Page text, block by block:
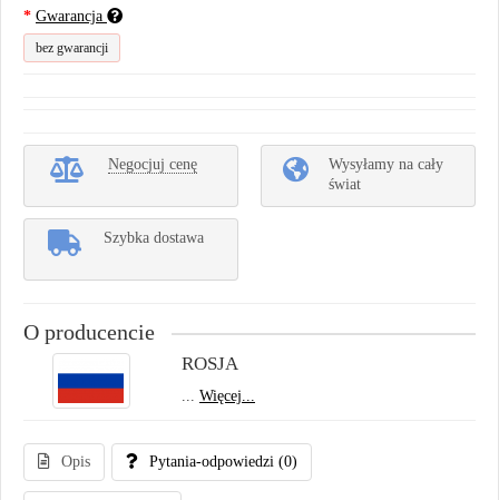
Gwarancja
bez gwarancji
Negocjuj cenę
Wysyłamy na cały
świat
Szybka dostawa
O producencie
ROSJA
... Więcej...
Opis Pytania-odpowiedzi (0)